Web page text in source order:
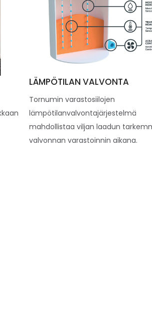
LÄMPÖTILAN VALVONTA
Tornumin varastosiilojen
lämpötilanvalvontajärjestelmä
mahdollistaa viljan laadun
valvonnan varastoinnin aikana.